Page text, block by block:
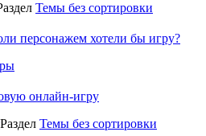
Темы без сортировки
персонажем хотели бы игру?
онлайн-игру
Раздел Темы без сортировки